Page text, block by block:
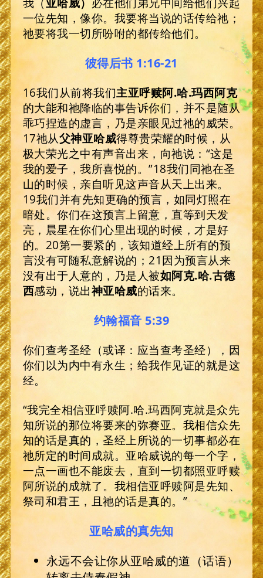
一位先知，像你。我要将当说的话传给祂；
祂要将我一切所吩咐的都传给他们。
彼得后书 1:16-21
16我们从前将我们主亚呼赎阿.哈.玛西阿克
的大能和祂降临的事告诉你们，并不是随从
乖巧捏造的虚言，乃是亲眼见过祂的威荣。
17祂从父神亚哈威得尊贵荣耀的时候，从
极大荣光之中有声音出来，向祂说：“这是
我的爱子，我所喜悦的。”18我们同祂在圣
山的时候，亲自听见这声音从天上出来。
19我们并有先知更确的预言，如同灯照在
暗处。你们在这预言上留意，直等到天发
亮，晨星在你们心里出现的时候，才是好
的。20第一要紧的，该知道经上所有的预
言没有可随私意解说的；21因为预言从来
没有出于人意的，乃是人被如阿克.哈.古德
西感动，说出神亚哈威的话来。
约翰福音 5:39
你们查考圣经（或译：应当查考圣经），因
你们以为内中有永生；给我作见证的就是这
经。
“我完全相信亚呼赎阿.哈.玛西阿克就是众先
知所说的那位将要来的弥赛亚。我相信众先
知的话是真的，圣经上所说的一切事都必在
祂所定的时间成就。亚哈威说的每一个字，
一点一画也不能废去，直到一切都照亚呼赎
阿所说的成就了。我相信亚呼赎阿是先知、
祭司和君王，且祂的话是真的。”
亚哈威的真先知
永远不会让你从亚哈威的道（话语）